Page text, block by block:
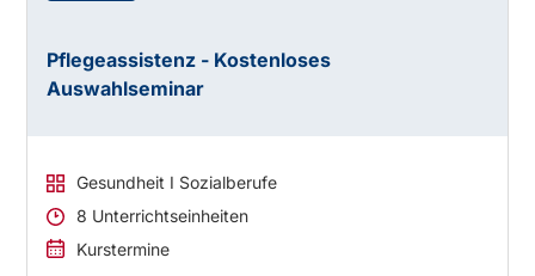
Pflegeassistenz - Kostenloses
Auswahlseminar
Gesundheit I Sozialberufe
8 Unterrichtseinheiten
Kurstermine